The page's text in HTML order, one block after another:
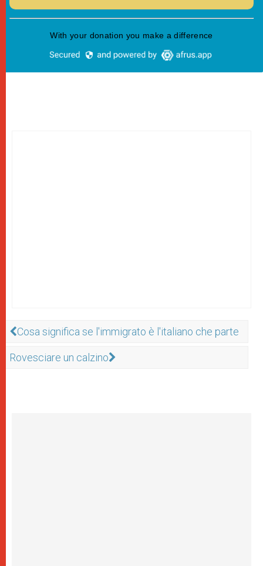
Cosa significa se l'immigrato è l'italiano che parte
Rovesciare un calzino